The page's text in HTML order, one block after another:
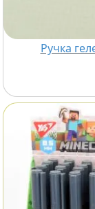
Ручка